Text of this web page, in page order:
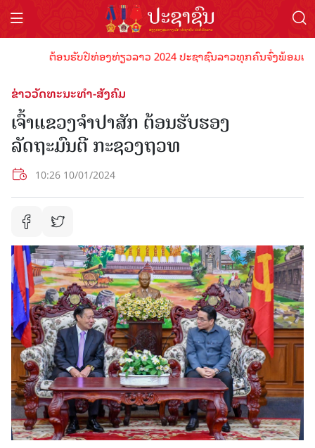
ຕ້ອນຮັບປີທ່ອງທ່ຽວລາວ 2024 ປະຊາຊົນລາວທຸກຄົນຈົ່ງພ້ອມເປັ
ຂ່າວວັດທະນະທຳ-ສັງຄົມ
ເຈົ້າແຂວງຈຳປາສັກ ຕ້ອນຮັບຮອງ
ລັດຖະມົນຕີ ກະຊວງຖວທ
10:26 10/01/2024